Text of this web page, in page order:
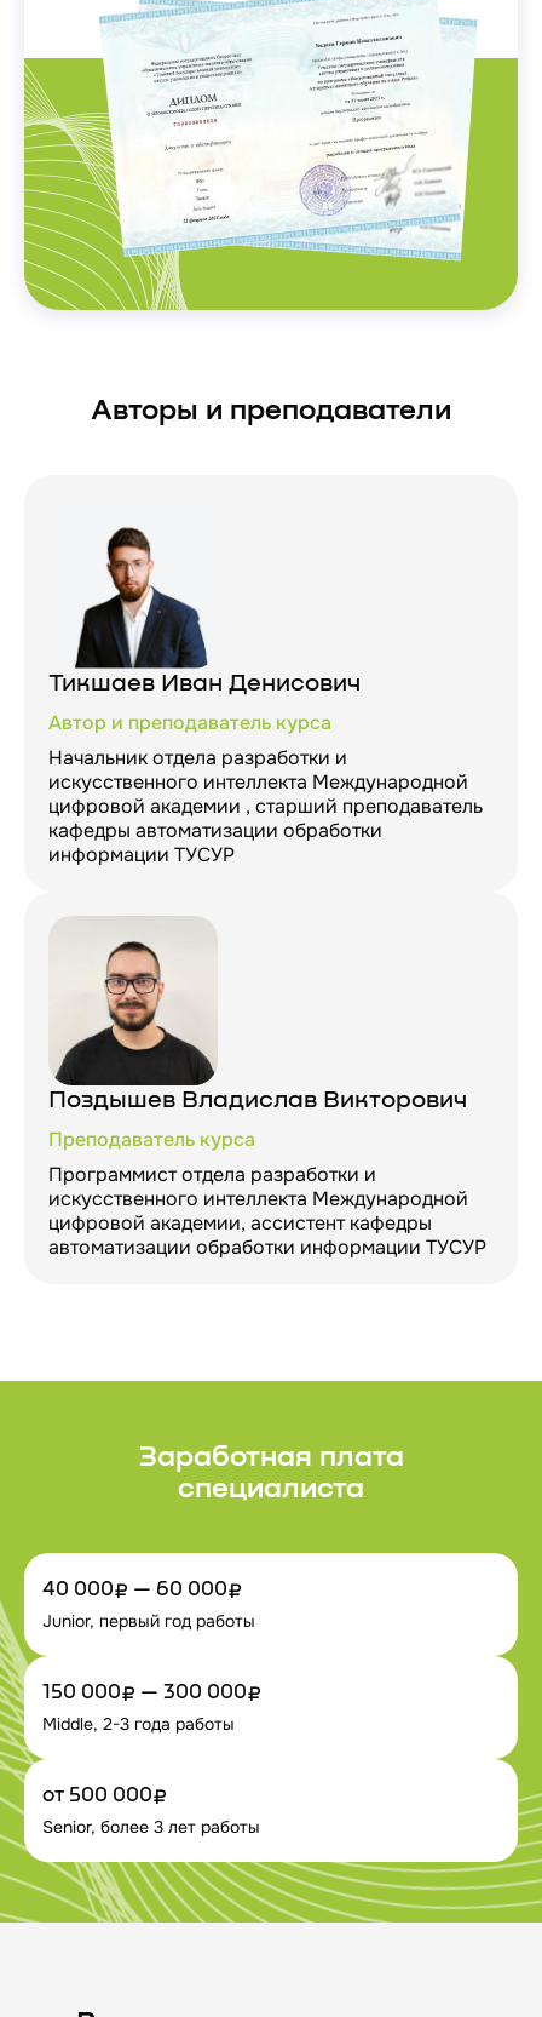
Авторы и преподаватели
Тикшаев Иван Денисович
Автор и преподаватель курса
Начальник отдела разработки и
искусственного интеллекта Международной
цифровой академии , старший преподаватель
кафедры автоматизации обработки
информации ТУСУР
Поздышев Владислав Викторович
Преподаватель курса
Программист отдела разработки и
искусственного интеллекта Международной
цифровой академии, ассистент кафедры
автоматизации обработки информации ТУСУР
Заработная плата
специалиста
40 000₽ — 60 000₽
Junior, первый год работы
150 000₽ — 300 000₽
Middle, 2-3 года работы
от 500 000₽
Senior, более 3 лет работы